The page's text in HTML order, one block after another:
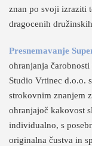
znan po svoji izraziti
dragocenih
Presnemavanje
ohranjanja
Studio Vrtinec d.o.o.
strokovnim znanjem
ohranjajoč kakovost
individualno, s
originalna čustva in